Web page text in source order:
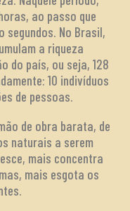
ao passo que
segundos. No Brasil,
a riqueza
do país, ou seja, 128
10 indivíduos
de pessoas.
de obra barata, de
naturais a serem
mais concentra
mais esgota os